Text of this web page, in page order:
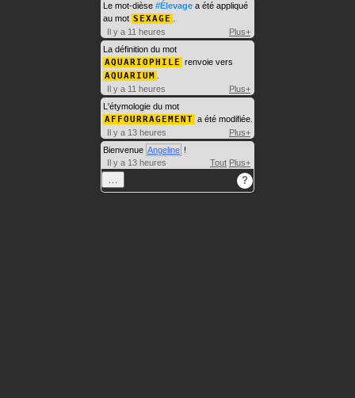
Le mot-dièse #Élevage a été appliqué
au mot SEXAGE .
Il y a 11 heures
Plus+
La définition du mot
AQUARIOPHILE renvoie vers
AQUARIUM .
Il y a 11 heures
Plus+
L'étymologie du mot
AFFOURRAGEMENT a été modifiée.
Il y a 13 heures
Plus+
Bienvenue Angeline !
Il y a 13 heures
Tout Plus+
… ?